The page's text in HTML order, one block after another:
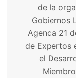
de la
Gobiernos
Agenda 21
de Expertos
el